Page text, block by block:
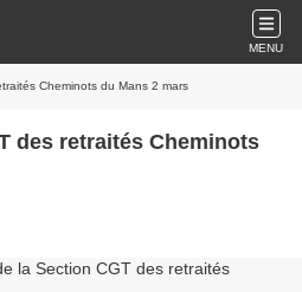
MENU
Cheminots du Mans 2 mars
des retraités Cheminots